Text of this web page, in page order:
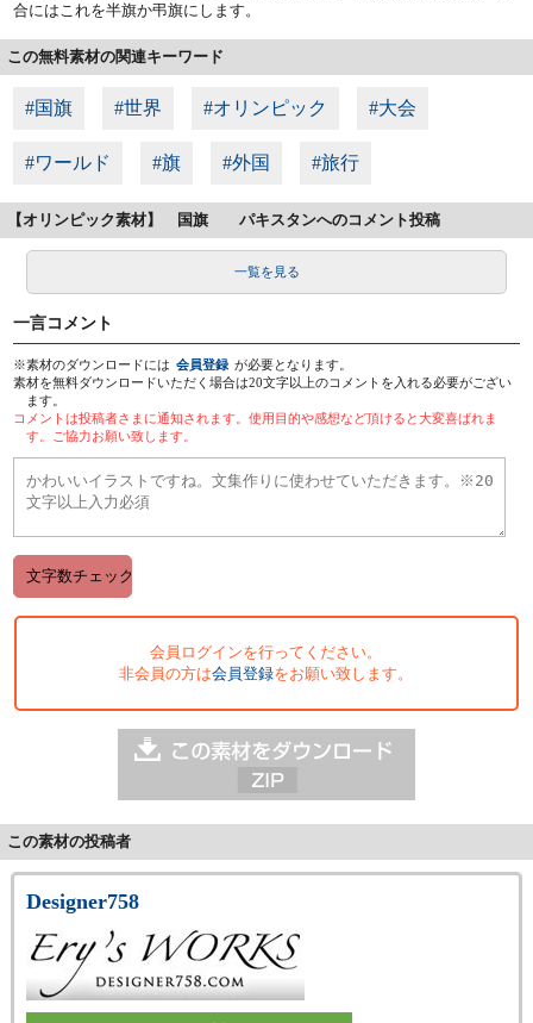
合にはこれを半旗か弔旗にします。
この無料素材の関連キーワード
#国旗 #世界 #オリンピック #大会
#ワールド #旗 #外国 #旅行
【オリンピック素材】 国旗 パキスタンへのコメント投稿
一覧を見る
一言コメント
※素材のダウンロードには 会員登録 が必要となります。
素材を無料ダウンロードいただく場合は20文字以上のコメントを入れる必要がござい
ます。
コメントは投稿者さまに通知されます。使用目的や感想など頂けると大変喜ばれま
す。ご協力お願い致します。
会員ログインを行ってください。
非会員の方は会員登録をお願い致します。
この素材の投稿者
Designer758